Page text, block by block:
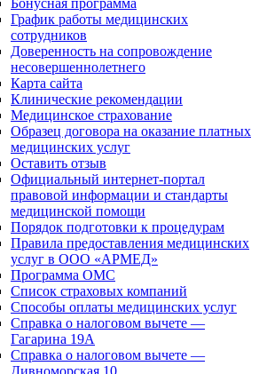
Бонусная программа
График работы медицинских
сотрудников
Доверенность на сопровождение
несовершеннолетнего
Карта сайта
Клинические рекомендации
Медицинское страхование
Образец договора на оказание платных
медицинских услуг
Оставить отзыв
Официальный интернет-портал
правовой информации и стандарты
медицинской помощи
Порядок подготовки к процедурам
Правила предоставления медицинских
услуг в ООО «АРМЕД»
Программа ОМС
Список страховых компаний
Способы оплаты медицинских услуг
Справка о налоговом вычете —
Гагарина 19А
Справка о налоговом вычете —
Дивноморская 10